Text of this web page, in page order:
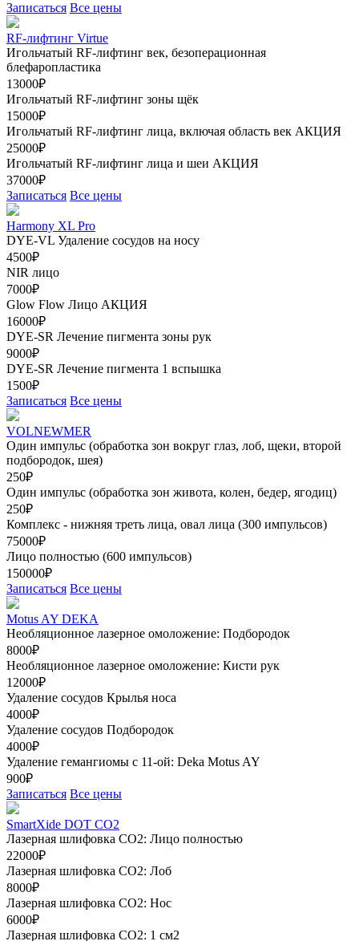
Записаться Все цены
RF-лифтинг Virtue
Игольчатый RF-лифтинг век, безоперационная
блефаропластика
13000₽
Игольчатый RF-лифтинг зоны щёк
15000₽
Игольчатый RF-лифтинг лица, включая область век АКЦИЯ
25000₽
Игольчатый RF-лифтинг лица и шеи АКЦИЯ
37000₽
Записаться Все цены
Harmony XL Pro
DYE-VL Удаление сосудов на носу
4500₽
NIR лицо
7000₽
Glow Flow Лицо АКЦИЯ
16000₽
DYE-SR Лечение пигмента зоны рук
9000₽
DYE-SR Лечение пигмента 1 вспышка
1500₽
Записаться Все цены
VOLNEWMER
Один импульс (обработка зон вокруг глаз, лоб, щеки, второй
подбородок, шея)
250₽
Один импульс (обработка зон живота, колен, бедер, ягодиц)
250₽
Комплекс - нижняя треть лица, овал лица (300 импульсов)
75000₽
Лицо полностью (600 импульсов)
150000₽
Записаться Все цены
Motus AY DEKA
Необляционное лазерное омоложение: Подбородок
8000₽
Необляционное лазерное омоложение: Кисти рук
12000₽
Удаление сосудов Крылья носа
4000₽
Удаление сосудов Подбородок
4000₽
Удаление гемангиомы с 11-ой: Deka Motus AY
900₽
Записаться Все цены
SmartXide DOT CO2
Лазерная шлифовка CO2: Лицо полностью
22000₽
Лазерная шлифовка СО2: Лоб
8000₽
Лазерная шлифовка СО2: Нос
6000₽
Лазерная шлифовка СО2: 1 см2